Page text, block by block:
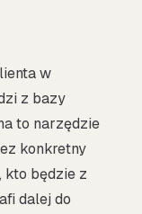
w
z bazy
to narzędzie
konkretny
kto będzie z
dalej do